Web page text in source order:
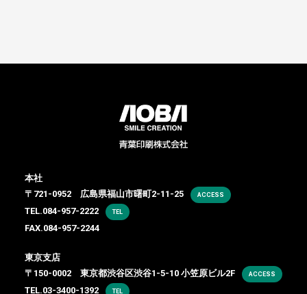
本社
〒721-0952 広島県福山市曙町2-11-25
ACCESS
TEL.084-957-2222 TEL
FAX.084-957-2244
東京支店
〒150-0002 東京都渋谷区渋谷1-5-10 小笠原ビル2F
ACCESS
TEL.03-3400-1392 TEL